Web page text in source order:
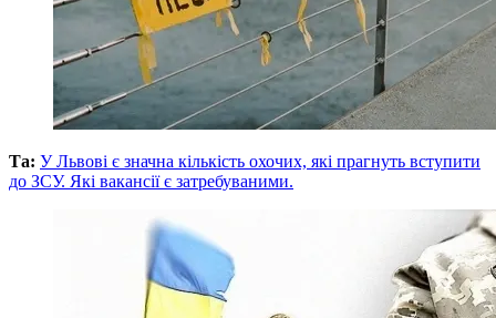
Та: У Львові є значна кількість охочих, які прагнуть вступити
до ЗСУ. Які вакансії є затребуваними.